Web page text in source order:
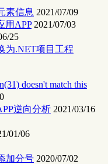
素信息 2021/07/09
用APP 2021/07/03
25
为.NET项目工程
doesn't match this
逆向分析 2021/03/16
01/06
加分号 2020/07/02